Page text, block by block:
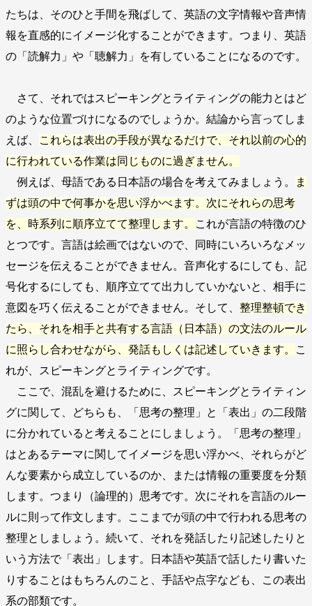
たちは、そのひと手間を飛ばして、英語の文字情報や音声情
報を直感的にイメージ化することができます。つまり、英語
の「読解力」や「聴解力」を有していることになるのです。
さて、それではスピーキングとライティングの能力とはど
のような位置づけになるのでしょうか。結論から言ってしま
えば、
これらは表出の手段が異なるだけで、それ以前の心的
に行われている作業は同じものに過ぎません。
例えば、母語である日本語の場合を考えてみましょう。
ま
ずは頭の中で何事かを思い浮かべます。次にそれらの思考
を、時系列に順序立てて整理します。
これが言語の特徴のひ
とつです。言語は絵画ではないので、同時にいろいろなメッ
セージを伝えることができません。音声化するにしても、記
号化するにしても、順序立てて出力していかないと、相手に
意図を巧く伝えることができません。そして、 整理整頓でき
たら、それを相手と共有する言語（日本語）の文法のルール
に照らし合わせながら、発話もしくは記述していきます。
こ
れが、スピーキングとライティングです。
ここで、混乱を避けるために、スピーキングとライティン
グに関して、どちらも、「思考の整理」と「表出」の二段階
に分かれていると考えることにしましょう。「思考の整理」
はとあるテーマに関してイメージを思い浮かべ、それらがど
んな要素から成立しているのか、または情報の重要度を分類
します。つまり（論理的）思考です。次にそれを言語のルー
ルに則って作文します。ここまでが頭の中で行われる思考の
整理としましょう。続いて、それを発話したり記述したりと
いう方法で「表出」します。日本語や英語で話したり書いた
りすることはもちろんのこと、手話や点字なども、この表出
系の部類です。